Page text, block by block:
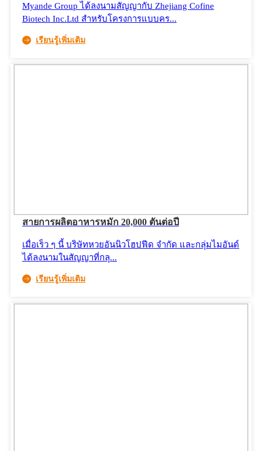
Myande Group ได้ลงนามสัญญากับ Zhejiang Cofine
Biotech Inc.Ltd สำหรับโครงการแบบคร...
เรียนรู้เพิ่มเติม
สายการผลิตอาหารหมัก 20,000 ตันต่อปี
เมื่อเร็ว ๆ นี้ บริษัทหวยอันนิวโฮปฟีด จำกัด และกลุ่มไมอันด์
ได้ลงนามในสัญญาที่กลุ...
เรียนรู้เพิ่มเติม